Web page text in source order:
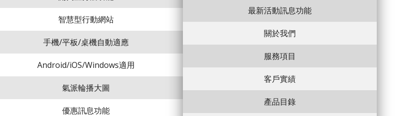
智慧型行動網站
手機/平板/桌機自動適應
Android/iOS/Windows適用
氣派輪播大圖
優惠訊息功能
最新活動訊息功能
關於我們
服務項目
客戶實績
產品目錄